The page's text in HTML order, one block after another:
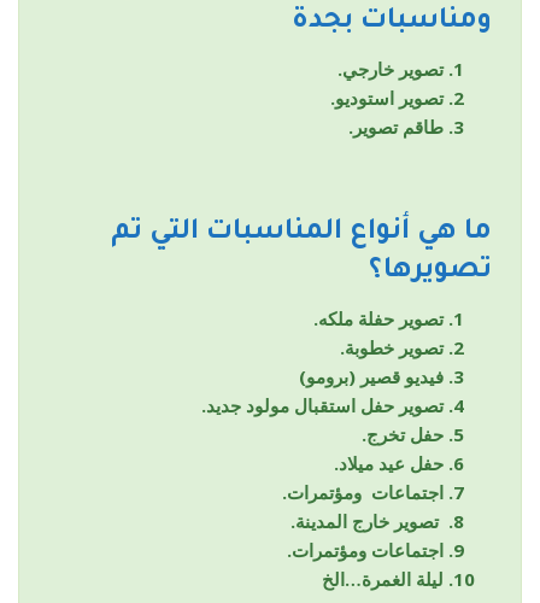
ومناسبات بجدة
تصوير خارجي.
تصوير استوديو.
طاقم تصوير.
ما هي أنواع المناسبات التي تم
تصويرها؟
تصوير حفلة ملكه.
تصوير خطوبة.
فيديو قصير (برومو)
تصوير حفل استقبال مولود جديد.
حفل تخرج.
حفل عيد ميلاد.
اجتماعات ومؤتمرات.
تصوير خارج المدينة.
اجتماعات ومؤتمرات.
ليلة الغمرة…الخ